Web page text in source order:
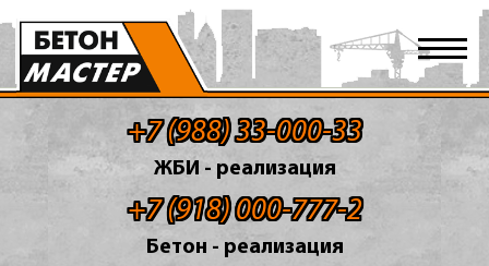
+7 (988) 33-000-33
ЖБИ - реализация
+7 (918) 000-777-2
Бетон - реализация